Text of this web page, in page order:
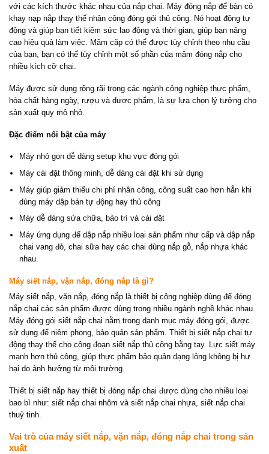
với các kích thước khác nhau của nắp chai. Máy đóng nắp để bàn có
khay nạp nắp thay thế nhân công đóng gói thủ công. Nó hoạt động tự
động và giúp bạn tiết kiệm sức lao động và thời gian, giúp bạn nâng
cao hiệu quả làm việc. Mâm cặp có thể được tùy chỉnh theo nhu cầu
của bạn, bạn có thể tùy chỉnh một số phần của mâm đóng nắp cho
nhiều kích cỡ chai.
Máy được sử dụng rộng rãi trong các ngành công nghiệp thực phẩm,
hóa chất hàng ngày, rượu và dược phẩm, là sự lựa chọn lý tưởng cho
sản xuất quy mô nhỏ.
Đặc điểm nổi bật của máy
Máy nhỏ gọn dễ dàng setup khu vực đóng gói
Máy cài đặt thông minh, dễ dàng cài đặt khi sử dụng
Máy giúp giảm thiểu chi phí nhân công, công suất cao hơn hẳn khi
dùng máy dập bán tự động hay thủ công
Máy dễ dàng sửa chữa, bảo trì và cài đặt
Máy ứng dụng để dập nắp nhiều loại sản phẩm như cấp và dập nắp
chai vang đỏ, chai sữa hay các chai dùng nắp gỗ, nắp nhựa khác
nhau.
Máy siết nắp, vặn nắp, đóng nắp là gì?
Máy siết nắp, vặn nắp, đóng nắp là thiết bị công nghiệp dùng để đóng
nắp chai các sản phẩm được dùng trong nhiều ngành nghề khác nhau.
Máy đóng gói siết nắp chai nằm trong danh mục máy đóng gói, được
sử dụng để niêm phong, bảo quản sản phẩm. Thiết bị siết nắp chai tự
động thay thế cho công đoạn siết nắp thủ công bằng tay. Lực siết máy
mạnh hơn thủ công, giúp thực phẩm bảo quản dạng lỏng không bị hư
hại do ảnh hưởng từ môi trường.
Thiết bị siết nắp hay thiết bị đóng nắp chai được dùng cho nhiều loại
bao bì như: siết nắp chai nhôm và siết nắp chai nhựa, siết nắp chai
thuỷ tinh.
Vai trò của máy siết nắp, vặn nắp, đóng nắp chai trong sản
xuất